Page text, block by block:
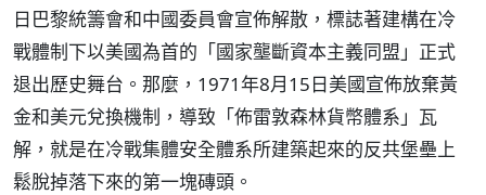
日巴黎統籌會和中國委員會宣佈解散，標誌著建構在冷
戰體制下以美國為首的「國家壟斷資本主義同盟」正式
退出歷史舞台。那麼，1971年8月15日美國宣佈放棄黃
金和美元兌換機制，導致「佈雷敦森林貨幣體系」瓦
解，就是在冷戰集體安全體系所建築起來的反共堡壘上
鬆脫掉落下來的第一塊磚頭。